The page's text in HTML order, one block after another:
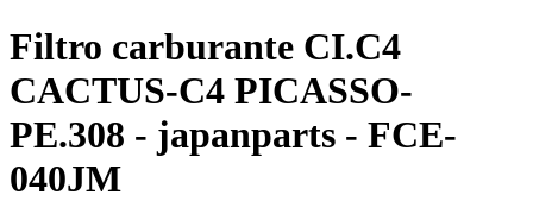
Filtro carburante CI.C4
CACTUS-C4 PICASSO-
PE.308 - japanparts - FCE-
040JM